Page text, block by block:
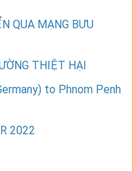
QUA MẠNG BƯU
THIỆT HẠI
to Phnom Penh
2022